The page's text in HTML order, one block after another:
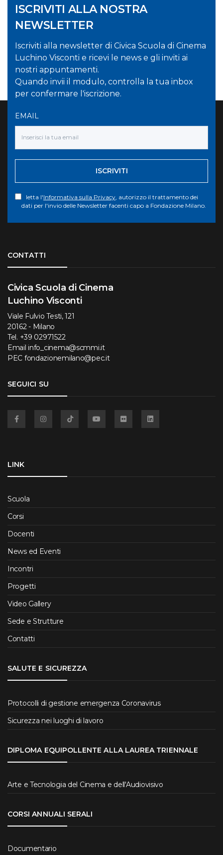
ISCRIVITI ALLA NOSTRA
NEWSLETTER
Iscriviti alla newsletter di Civica Scuola di Cinema
Luchino Visconti e ricevi le news e gli inviti ai
nostri appuntamenti.
Quando invii il modulo, controlla la tua inbox
per confermare l'iscrizione.
EMAIL
ISCRIVITI
letta l'Informativa sulla Privacy, autorizzo il trattamento dei
dati per l'invio delle Newsletter facenti capo a Fondazione Milano.
CONTATTI
Civica Scuola di Cinema
Luchino Visconti
Viale Fulvio Testi, 121
20162 - Milano
Tel. +39 02971522
Email info_cinema@scmmi.it
PEC fondazionemilano@pec.it
SEGUICI SU
LINK
Scuola
Corsi
Docenti
News ed Eventi
Incontri
Progetti
Video Gallery
Sede e Strutture
Contatti
SALUTE E SICUREZZA
Protocolli di gestione emergenza Coronavirus
Sicurezza nei luoghi di lavoro
DIPLOMA EQUIPOLLENTE ALLA LAUREA TRIENNALE
Arte e Tecnologia del Cinema e dell'Audiovisivo
CORSI ANNUALI SERALI
Documentario